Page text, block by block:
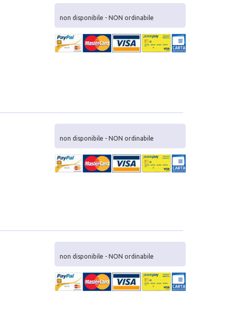
non disponibile - NON ordinabile
non disponibile - NON ordinabile
non disponibile - NON ordinabile